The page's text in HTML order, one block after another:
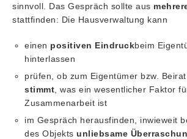
sinnvoll. Das Gespräch sollte aus
stattfinden: Die Hausverwaltung kann
einen positiven Eindruckbeim
hinterlassen
prüfen, ob zum Eigentümer bzw.
stimmt , was ein wesentlicher Faktor
Zusammenarbeit ist
im Gespräch herausfinden, inwieweit
des Objekts unliebsame